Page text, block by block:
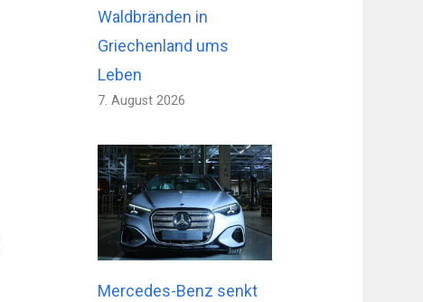
Waldbränden in
Griechenland ums
Leben
7. August 2026
Mercedes-Benz senkt